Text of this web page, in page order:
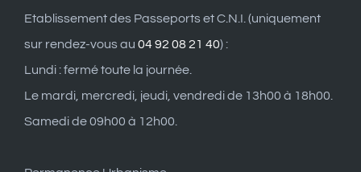
Etablissement des Passeports et C.N.I. (uniquement
sur rendez-vous au 04 92 08 21 40) :
Lundi : fermé toute la journée.
Le mardi, mercredi, jeudi, vendredi de 13h00 à 18h00.
Samedi de 09h00 à 12h00.